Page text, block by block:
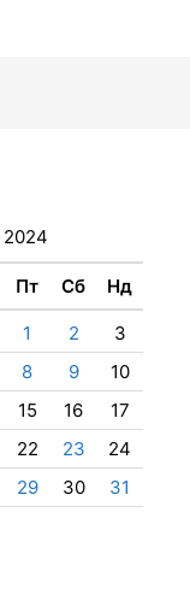
2024
Пт Сб Нд
1 2
3
8 9
10
15 16
17
22 23
24
29 30
31